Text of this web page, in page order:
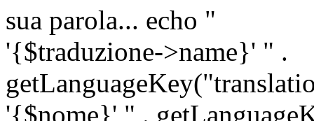
sua parola... echo "
'{$traduzione->name}' " .
'{$nome}' " .